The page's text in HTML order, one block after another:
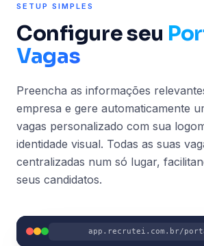
SETUP SIMPLES
Configure seu
Vagas
Preencha as informações
empresa e gere automaticamente
vagas personalizado com sua
identidade visual. Todas as suas
centralizadas num só lugar,
seus candidatos.
app.recrutei.com.br/